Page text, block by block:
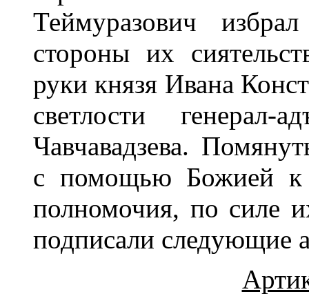
Теймуразович
стороны их
руки князя Ивана
светлости генерал-
Чавчавадзева.
с помощью Божией к
полномочия, по силе
подписали следующие